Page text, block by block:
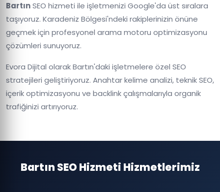
BartınSEO hizmeti ile işletmenizi Google'da üst sıralara
taşıyoruz. Karadeniz Bölgesi'ndeki rakiplerinizin önüne
geçmek için profesyonel arama motoru optimizasyonu
çözümleri sunuyoruz.
Evora Dijital olarak Bartın'daki işletmelere özel SEO
stratejileri geliştiriyoruz. Anahtar kelime analizi, teknik SEO,
içerik optimizasyonu ve backlink çalışmalarıyla organik
trafiğinizi artırıyoruz.
Bartın SEO Hizmeti Hizmetlerimiz